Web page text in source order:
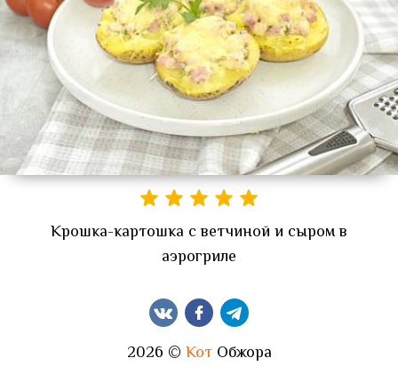
Крошка-картошка с ветчиной и сыром в
аэрогриле
2026 © КотОбжора